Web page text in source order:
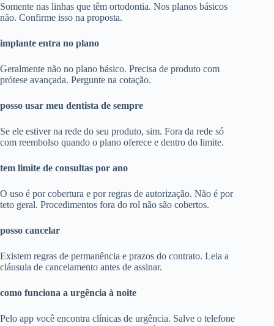
Somente nas linhas que têm ortodontia. Nos planos básicos
não. Confirme isso na proposta.
implante entra no plano
Geralmente não no plano básico. Precisa de produto com
prótese avançada. Pergunte na cotação.
posso usar meu dentista de sempre
Se ele estiver na rede do seu produto, sim. Fora da rede só
com reembolso quando o plano oferece e dentro do limite.
tem limite de consultas por ano
O uso é por cobertura e por regras de autorização. Não é por
teto geral. Procedimentos fora do rol não são cobertos.
posso cancelar
Existem regras de permanência e prazos do contrato. Leia a
cláusula de cancelamento antes de assinar.
como funciona a urgência à noite
Pelo app você encontra clínicas de urgência. Salve o telefone